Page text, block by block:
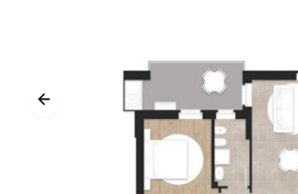
Previous slide